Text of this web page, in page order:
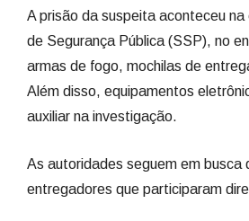
A prisão da suspeita aconteceu
de Segurança Pública (SSP), no
armas de fogo, mochilas de
Além disso, equipamentos
auxiliar na investigação.
As autoridades seguem em busca
entregadores que participaram